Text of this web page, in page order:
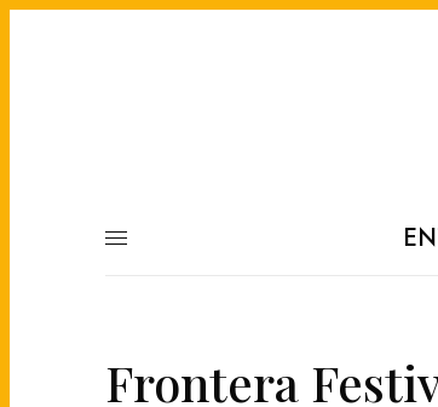
Frontera